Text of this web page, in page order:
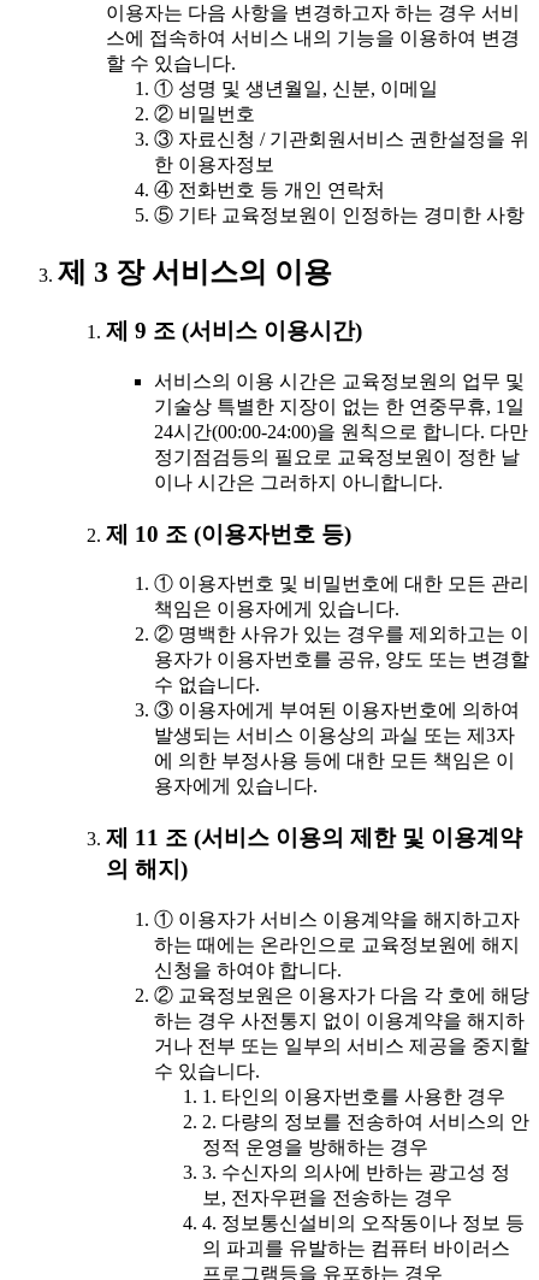
이용자는 다음 사항을 변경하고자 하는 경우 서비
스에 접속하여 서비스 내의 기능을 이용하여 변경
할 수 있습니다.
① 성명 및 생년월일, 신분, 이메일
② 비밀번호
③ 자료신청 / 기관회원서비스 권한설정을 위
한 이용자정보
④ 전화번호 등 개인 연락처
⑤ 기타 교육정보원이 인정하는 경미한 사항
제 3 장 서비스의 이용
제 9 조 (서비스 이용시간)
서비스의 이용 시간은 교육정보원의 업무 및
기술상 특별한 지장이 없는 한 연중무휴, 1일
24시간(00:00-24:00)을 원칙으로 합니다. 다만
정기점검등의 필요로 교육정보원이 정한 날
이나 시간은 그러하지 아니합니다.
제 10 조 (이용자번호 등)
① 이용자번호 및 비밀번호에 대한 모든 관리
책임은 이용자에게 있습니다.
② 명백한 사유가 있는 경우를 제외하고는 이
용자가 이용자번호를 공유, 양도 또는 변경할
수 없습니다.
③ 이용자에게 부여된 이용자번호에 의하여
발생되는 서비스 이용상의 과실 또는 제3자
에 의한 부정사용 등에 대한 모든 책임은 이
용자에게 있습니다.
제 11 조 (서비스 이용의 제한 및 이용계약
의 해지)
① 이용자가 서비스 이용계약을 해지하고자
하는 때에는 온라인으로 교육정보원에 해지
신청을 하여야 합니다.
② 교육정보원은 이용자가 다음 각 호에 해당
하는 경우 사전통지 없이 이용계약을 해지하
거나 전부 또는 일부의 서비스 제공을 중지할
수 있습니다.
1. 타인의 이용자번호를 사용한 경우
2. 다량의 정보를 전송하여 서비스의 안
정적 운영을 방해하는 경우
3. 수신자의 의사에 반하는 광고성 정
보, 전자우편을 전송하는 경우
4. 정보통신설비의 오작동이나 정보 등
의 파괴를 유발하는 컴퓨터 바이러스
프로그램등을 유포하는 경우